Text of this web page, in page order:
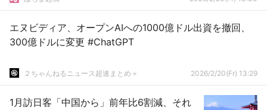
エヌビディア、オープンAIへの1000億ドル出資を撤回、
300億ドルに変更 #ChatGPT
２ちゃんねるニュース超速まとめ＋ 2026/2/20(Fr) 13:29
1月訪日客「中国から」前年比6割減、それ